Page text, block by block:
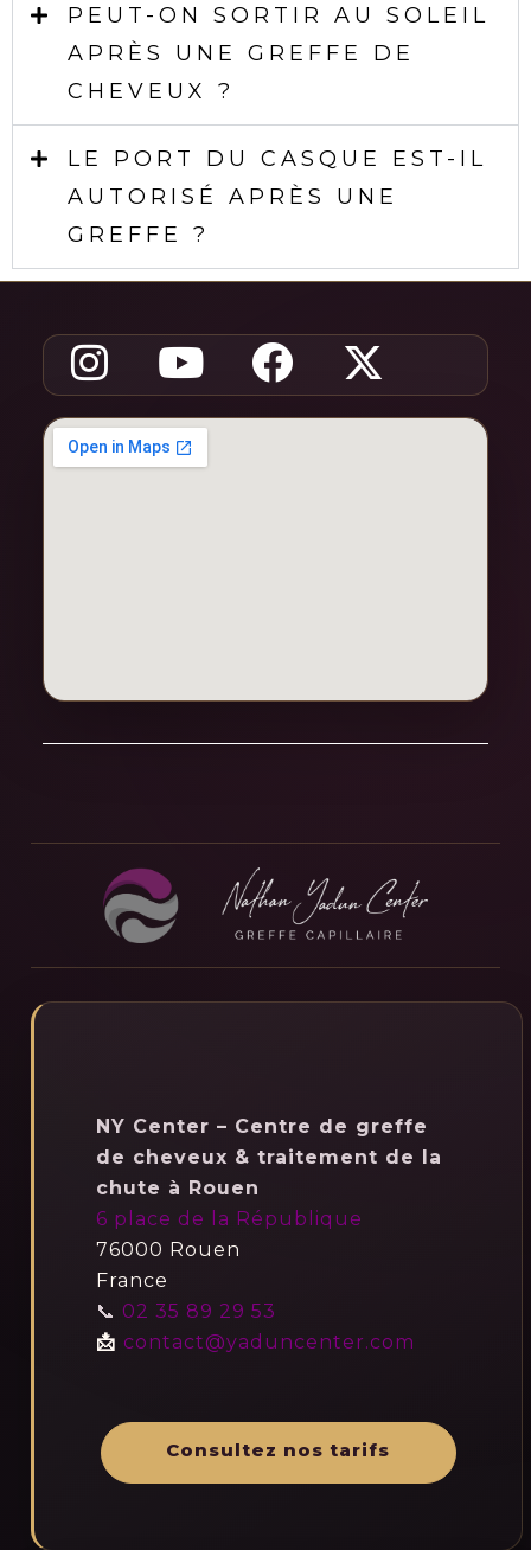
PEUT-ON SORTIR AU SOLEIL
APRÈS UNE GREFFE DE
CHEVEUX ?
LE PORT DU CASQUE EST-IL
AUTORISÉ APRÈS UNE
GREFFE ?
NY Center – Centre de greffe
de cheveux & traitement de la
chute à Rouen
6 place de la République
76000 Rouen
France
📞 02 35 89 29 53
📩 contact@yaduncenter.com
Consultez nos tarifs